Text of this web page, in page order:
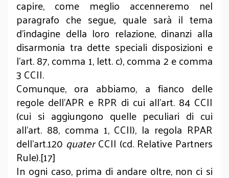
capire, come meglio accenneremo nel
paragrafo che segue, quale sarà il tema
d’indagine della loro relazione, dinanzi alla
disarmonia tra dette speciali disposizioni e
l’art. 87, comma 1, lett. c), comma 2 e comma
3 CCII.
Comunque, ora abbiamo, a fianco delle
regole dell’APR e RPR di cui all’art. 84 CCII
(cui si aggiungono quelle peculiari di cui
all’art. 88, comma 1, CCII), la regola RPAR
dell’art.120 quaterCCII (cd. Relative Partners
Rule).[17]
In ogni caso, prima di andare oltre, non ci si